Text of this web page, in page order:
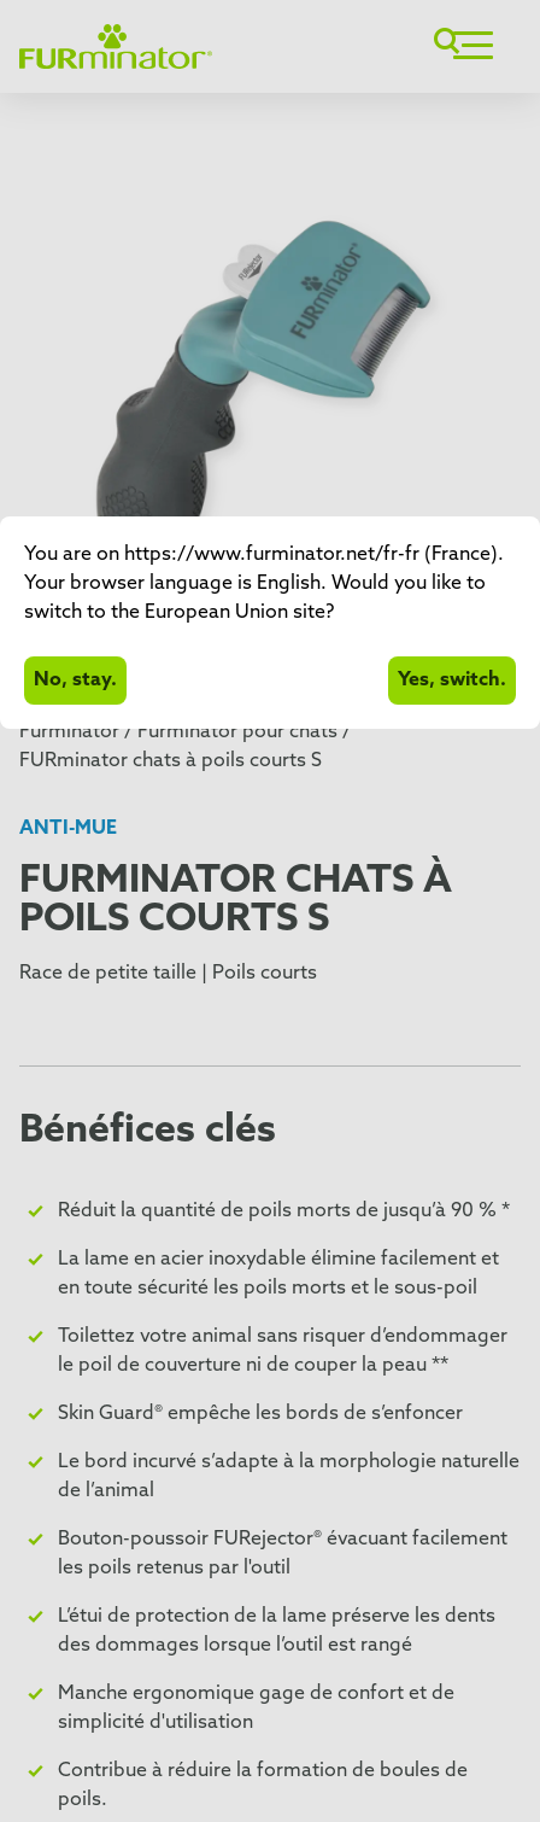
Furminator / Furminator pour chats /
FURminator chats à poils courts S
ANTI-MUE
FURMINATOR CHATS À
POILS COURTS S
Race de petite taille | Poils courts
Bénéfices clés
Réduit la quantité de poils morts de jusqu’à 90 % *
La lame en acier inoxydable élimine facilement et
en toute sécurité les poils morts et le sous-poil
Toilettez votre animal sans risquer d’endommager
le poil de couverture ni de couper la peau **
Skin Guard® empêche les bords de s’enfoncer
Le bord incurvé s’adapte à la morphologie naturelle
de l’animal
Bouton-poussoir FURejector® évacuant facilement
les poils retenus par l'outil
L’étui de protection de la lame préserve les dents
des dommages lorsque l’outil est rangé
Manche ergonomique gage de confort et de
simplicité d'utilisation
Contribue à réduire la formation de boules de
poils.
You are on https://www.furminator.net/fr-fr (France).
Your browser language is English. Would you like to
switch to the European Union site?
No, stay. Yes, switch.